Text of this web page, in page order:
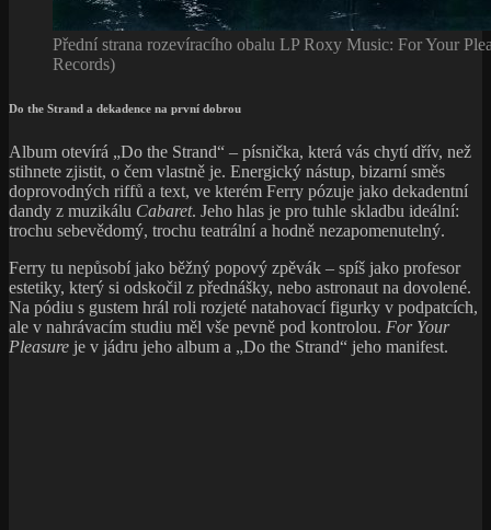
Přední strana rozevíracího obalu LP Roxy Music: For Your
Records)
Do the Strand a dekadence na první dobrou
Album otevírá „Do the Strand“ – písnička, která vás chytí dřív, než
stihnete zjistit, o čem vlastně je. Energický nástup, bizarní směs
doprovodných riffů a text, ve kterém Ferry pózuje jako dekadentní
dandy z muzikálu Cabaret. Jeho hlas je pro tuhle skladbu ideální:
trochu sebevědomý, trochu teatrální a hodně nezapomenutelný.
Ferry tu nepůsobí jako běžný popový zpěvák – spíš jako profesor
estetiky, který si odskočil z přednášky, nebo astronaut na dovolené.
Na pódiu s gustem hrál roli rozjeté natahovací figurky v podpatcích,
ale v nahrávacím studiu měl vše pevně pod kontrolou. For Your
Pleasure je v jádru jeho album a „Do the Strand“ jeho manifest.